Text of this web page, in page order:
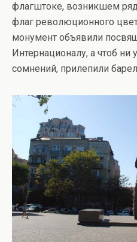
флагштоке, возникшем
флаг революционного
монумент объявили
Интернационалу, а чтоб ни
сомнений, прилепили